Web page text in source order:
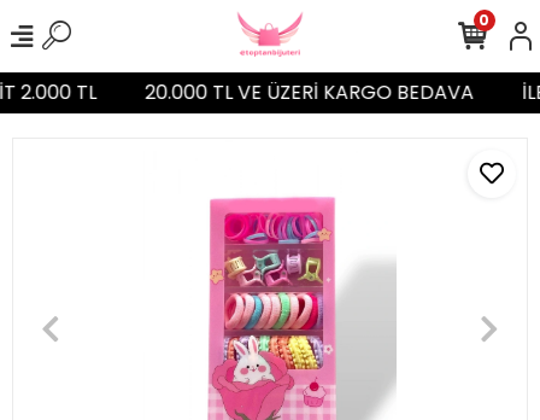
2.000 TL 20.000 TL VE ÜZERİ KARGO BEDAVA
0